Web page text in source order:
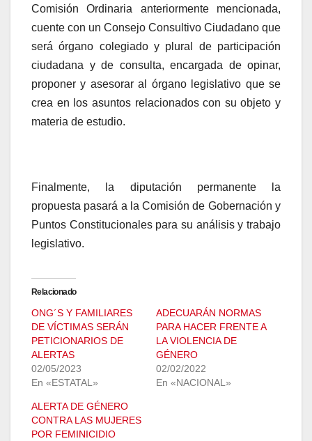
Comisión Ordinaria anteriormente mencionada,
cuente con un Consejo Consultivo Ciudadano que
será órgano colegiado y plural de participación
ciudadana y de consulta, encargada de opinar,
proponer y asesorar al órgano legislativo que se
crea en los asuntos relacionados con su objeto y
materia de estudio.
Finalmente, la diputación permanente la
propuesta pasará a la Comisión de Gobernación y
Puntos Constitucionales para su análisis y trabajo
legislativo.
Relacionado
ONG´S Y FAMILIARES
DE VÍCTIMAS SERÁN
PETICIONARIOS DE
ALERTAS
02/05/2023
En «ESTATAL»
ADECUARÁN NORMAS
PARA HACER FRENTE A
LA VIOLENCIA DE
GÉNERO
02/02/2022
En «NACIONAL»
ALERTA DE GÉNERO
CONTRA LAS MUJERES
POR FEMINICIDIO